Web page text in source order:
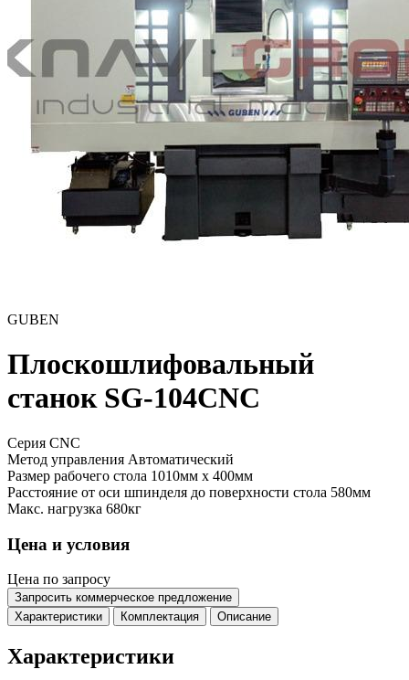
GUBEN
Плоскошлифовальный
станок SG-104CNC
Серия CNC
Метод управления Автоматический
Размер рабочего стола 1010мм x 400мм
Расстояние от оси шпинделя до поверхности стола 580мм
Макс. нагрузка 680кг
Цена и условия
Цена по запросу
Запросить коммерческое предложение
Характеристики
Комплектация Описание
Характеристики